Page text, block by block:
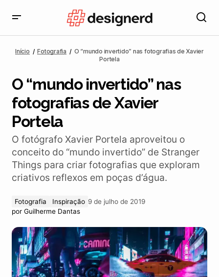
Início Fotografia
O “mundo invertido” nas fotografias de Xavier
Portela
O “mundo invertido” nas
fotografias de Xavier
Portela
O fotógrafo Xavier Portela aproveitou o
conceito do “mundo invertido” de Stranger
Things para criar fotografias que exploram
criativos reflexos em poças d’água.
Fotografia Inspiração 9 de julho de 2019
por Guilherme Dantas